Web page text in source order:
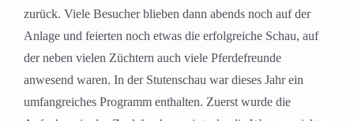
zurück. Viele Besucher blieben dann abends noch auf der
Anlage und feierten noch etwas die erfolgreiche Schau, auf
der neben vielen Züchtern auch viele Pferdefreunde
anwesend waren. In der Stutenschau war dieses Jahr ein
umfangreiches Programm enthalten. Zuerst wurde die